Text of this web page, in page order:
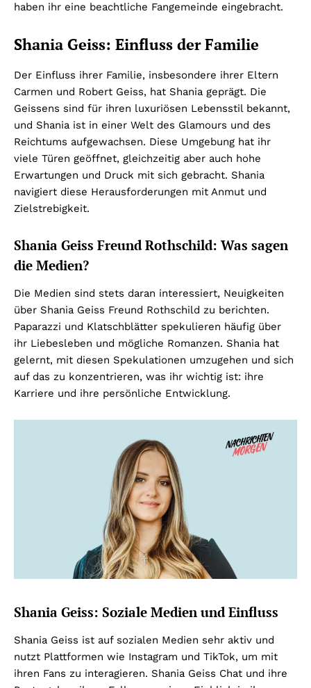
haben ihr eine beachtliche Fangemeinde eingebracht.
Shania Geiss: Einfluss der Familie
Der Einfluss ihrer Familie, insbesondere ihrer Eltern
Carmen und Robert Geiss, hat Shania geprägt. Die
Geissens sind für ihren luxuriösen Lebensstil bekannt,
und Shania ist in einer Welt des Glamours und des
Reichtums aufgewachsen. Diese Umgebung hat ihr
viele Türen geöffnet, gleichzeitig aber auch hohe
Erwartungen und Druck mit sich gebracht. Shania
navigiert diese Herausforderungen mit Anmut und
Zielstrebigkeit.
Shania Geiss Freund Rothschild: Was sagen
die Medien?
Die Medien sind stets daran interessiert, Neuigkeiten
über Shania Geiss Freund Rothschild zu berichten.
Paparazzi und Klatschblätter spekulieren häufig über
ihr Liebesleben und mögliche Romanzen. Shania hat
gelernt, mit diesen Spekulationen umzugehen und sich
auf das zu konzentrieren, was ihr wichtig ist: ihre
Karriere und ihre persönliche Entwicklung.
Shania Geiss: Soziale Medien und Einfluss
Shania Geiss ist auf sozialen Medien sehr aktiv und
nutzt Plattformen wie Instagram und TikTok, um mit
ihren Fans zu interagieren. Shania Geiss Chat und ihre